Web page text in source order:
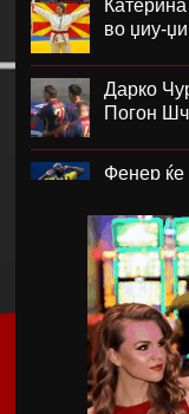
во џиу-
Дарко
Погон
Фенер ќе
Челзи
Кенан
Арсенал